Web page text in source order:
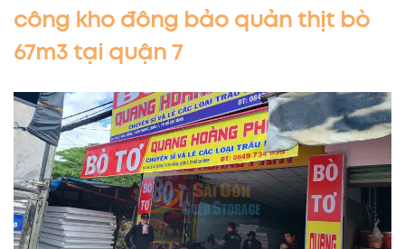
công kho đông bảo quản thịt bò
67m3 tại quận 7